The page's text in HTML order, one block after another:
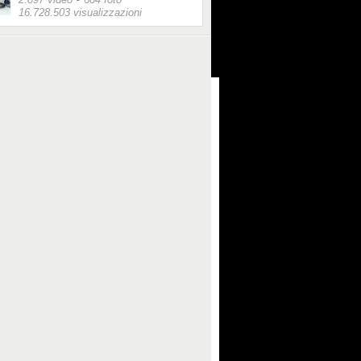
16.728.503 visualizzazioni